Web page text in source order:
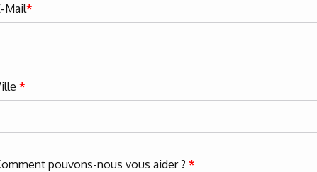
Mail*
*
pouvons-nous vous aider ?*